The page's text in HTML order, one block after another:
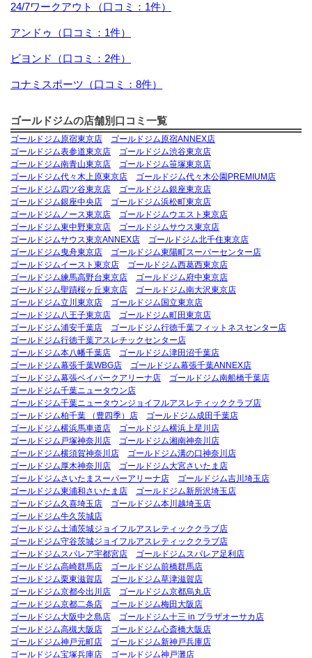
24/7ワークアウト（口コミ：1件）
アンドゥ（口コミ：1件）
ビヨンド（口コミ：2件）
コナミスポーツ（口コミ：8件）
ゴールドジムの店舗別口コミ一覧
ゴールドジム原宿東京店
ゴールドジム原宿ANNEX店
ゴールドジム表参道東京店
ゴールドジム渋谷東京店
ゴールドジム南青山東京店
ゴールドジム笹塚東京店
ゴールドジム代々木上原東京店
ゴールドジム代々木公園PREMIUM店
ゴールドジム四ツ谷東京店
ゴールドジム銀座東京店
ゴールドジム銀座中央店
ゴールドジム浜松町東京店
ゴールドジムノース東京店
ゴールドジムウエスト東京店
ゴールドジム東中野東京店
ゴールドジムサウス東京店
ゴールドジムサウス東京ANNEX店
ゴールドジム北千住東京店
ゴールドジム曳舟東京店
ゴールドジム東陽町スーパーセンター店
ゴールドジムイースト東京店
ゴールドジム西葛西東京店
ゴールドジム練馬高野台東京店
ゴールドジム府中東京店
ゴールドジム聖蹟桜ヶ丘東京店
ゴールドジム南大沢東京店
ゴールドジム立川東京店
ゴールドジム国立東京店
ゴールドジム八王子東京店
ゴールドジム町田東京店
ゴールドジム浦安千葉店
ゴールドジム行徳千葉フィットネスセンター店
ゴールドジム行徳千葉アスレチックセンター店
ゴールドジム本八幡千葉店
ゴールドジム津田沼千葉店
ゴールドジム幕張千葉WBG店
ゴールドジム幕張千葉ANNEX店
ゴールドジム幕張ベイパークアリーナ店
ゴールドジム南船橋千葉店
ゴールドジム千葉ニュータウン店
ゴールドジム千葉ニュータウンジョイフルアスレティッククラブ店
ゴールドジム柏千葉 （豊四季）店
ゴールドジム成田千葉店
ゴールドジム横浜馬車道店
ゴールドジム横浜上星川店
ゴールドジム戸塚神奈川店
ゴールドジム湘南神奈川店
ゴールドジム横須賀神奈川店
ゴールドジム溝の口神奈川店
ゴールドジム厚木神奈川店
ゴールドジム大宮さいたま店
ゴールドジムさいたまスーパーアリーナ店
ゴールドジム吉川埼玉店
ゴールドジム東浦和さいたま店
ゴールドジム新所沢埼玉店
ゴールドジム久喜埼玉店
ゴールドジム本川越埼玉店
ゴールドジム牛久茨城店
ゴールドジム土浦茨城ジョイフルアスレティッククラブ店
ゴールドジム守谷茨城ジョイフルアスレティッククラブ店
ゴールドジムスパレア宇都宮店
ゴールドジムスパレア足利店
ゴールドジム高崎群馬店
ゴールドジム前橋群馬店
ゴールドジム栗東滋賀店
ゴールドジム草津滋賀店
ゴールドジム京都今出川店
ゴールドジム京都烏丸店
ゴールドジム京都二条店
ゴールドジム梅田大阪店
ゴールドジム大阪中之島店
ゴールドジム十三 in プラザオーサカ店
ゴールドジム高槻大阪店
ゴールドジム心斎橋大阪店
ゴールドジム神戸元町店
ゴールドジム新神戸兵庫店
ゴールドジム宝塚兵庫店
ゴールドジム神戸灘店